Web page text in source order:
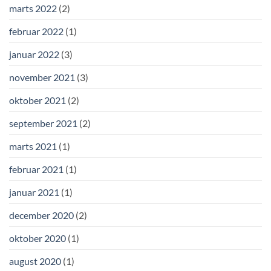
marts 2022 (2)
februar 2022 (1)
januar 2022 (3)
november 2021 (3)
oktober 2021 (2)
september 2021 (2)
marts 2021 (1)
februar 2021 (1)
januar 2021 (1)
december 2020 (2)
oktober 2020 (1)
august 2020 (1)